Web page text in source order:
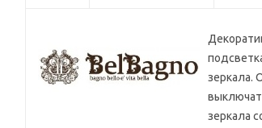
зеркала.
зеркала